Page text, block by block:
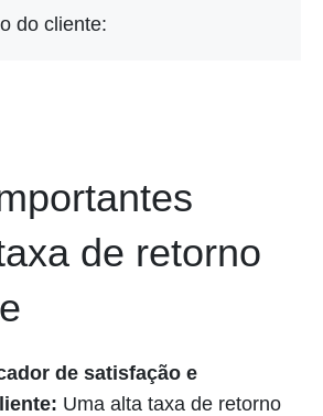
do cliente:
de retorno
de satisfação e
Uma alta taxa de retorno